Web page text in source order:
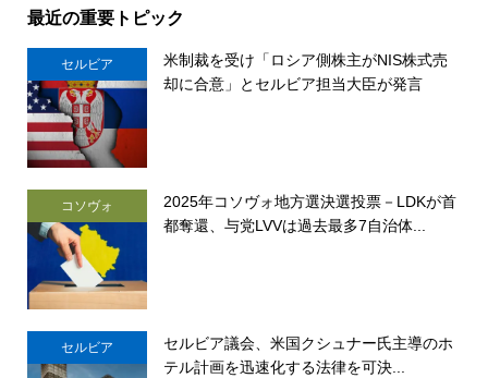
最近の重要トピック
セルビア
米制裁を受け「ロシア側株主がNIS株式売
却に合意」とセルビア担当大臣が発言
コソヴォ
2025年コソヴォ地方選決選投票－LDKが首
都奪還、与党LVVは過去最多7自治体...
セルビア
セルビア議会、米国クシュナー氏主導のホ
テル計画を迅速化する法律を可決...